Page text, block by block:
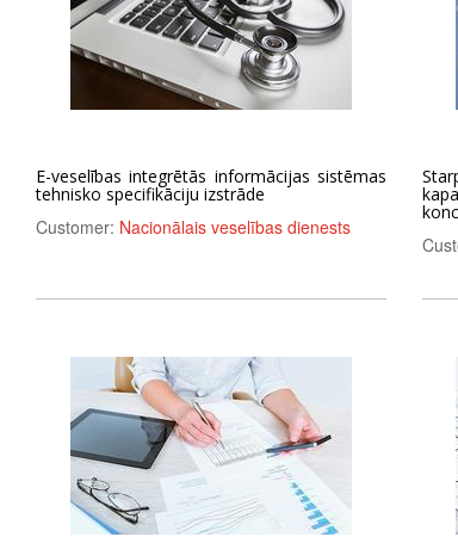
E-veselības integrētās informācijas sistēmas
tehnisko specifikāciju izstrāde
Customer: Nacionālais veselības dienests